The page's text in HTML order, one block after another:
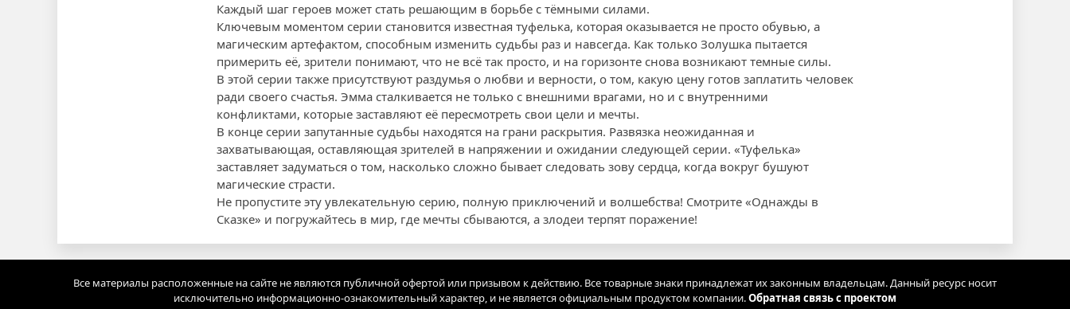
Каждый шаг героев может стать решающим в борьбе с тёмными силами.
Ключевым моментом серии становится известная туфелька, которая оказывается не просто обувью, а
магическим артефактом, способным изменить судьбы раз и навсегда. Как только Золушка пытается
примерить её, зрители понимают, что не всё так просто, и на горизонте снова возникают темные силы.
В этой серии также присутствуют раздумья о любви и верности, о том, какую цену готов заплатить человек
ради своего счастья. Эмма сталкивается не только с внешними врагами, но и с внутренними
конфликтами, которые заставляют её пересмотреть свои цели и мечты.
В конце серии запутанные судьбы находятся на грани раскрытия. Развязка неожиданная и
захватывающая, оставляющая зрителей в напряжении и ожидании следующей серии. «Туфелька»
заставляет задуматься о том, насколько сложно бывает следовать зову сердца, когда вокруг бушуют
магические страсти.
Не пропустите эту увлекательную серию, полную приключений и волшебства! Смотрите «Однажды в
Сказке» и погружайтесь в мир, где мечты сбываются, а злодеи терпят поражение!
Все материалы расположенные на сайте не являются публичной офертой или призывом к действию. Все товарные знаки принадлежат их законным владельцам. Данный ресурс носит
исключительно информационно-ознакомительный характер, и не является официальным продуктом компании.Обратная связь с проектом